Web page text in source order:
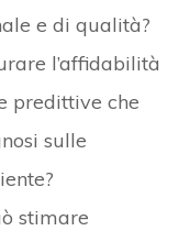
e di qualità?
l’affidabilità
predittive che
sulle
stimare